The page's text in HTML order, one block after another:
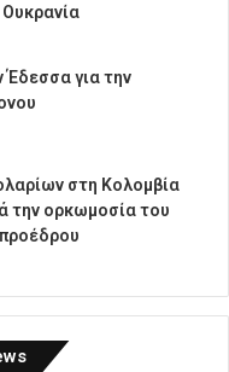
Έδεσσα για την
στη Κολομβία
την ορκωμοσία του